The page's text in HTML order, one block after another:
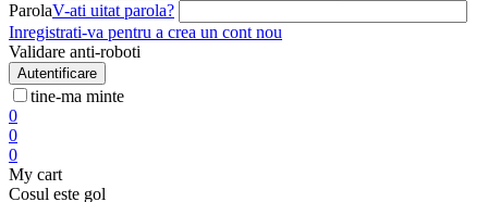
ParolaV-ati uitat parola?
Inregistrati-va pentru a crea un cont nou
Validare anti-roboti
Autentificare
tine-ma minte
0
0
0
My cart
Cosul este gol